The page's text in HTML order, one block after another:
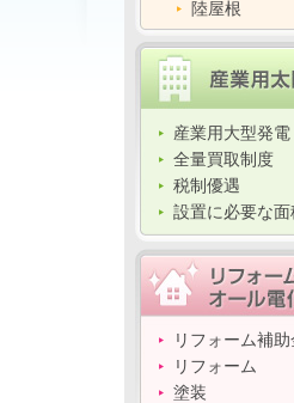
陸屋根
産業用大型発電
全量買取制度
税制優遇
設置に必要な面
リフォーム補
リフォーム
塗装